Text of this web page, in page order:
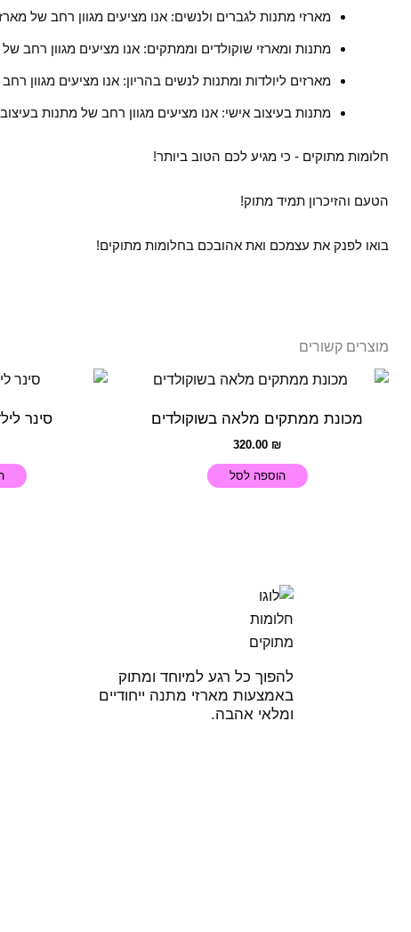
מארזי מתנות לגברים ולנשים: אנו מציעים מגוון רחב של
מתנות ומארזי שוקולדים וממתקים: אנו מציעים מגוון רחב
מארזים ליולדות ומתנות לנשים בהריון: אנו מציעים מגוון
מתנות בעיצוב אישי: אנו מציעים מגוון רחב של מתנות
חלומות מתוקים - כי מגיע לכם הטוב ביותר!
הטעם והזיכרון תמיד מתוק!
בואו לפנק את עצמכם ואת אהובכם בחלומות מתוקים!
מוצרים קשורים
מכונת ממתקים מלאה בשוקולדים
320.00 ₪
הוספה לסל
סינר
להפוך כל רגע למיוחד ומתוק
באמצעות מארזי מתנה ייחודיים
ומלאי אהבה.